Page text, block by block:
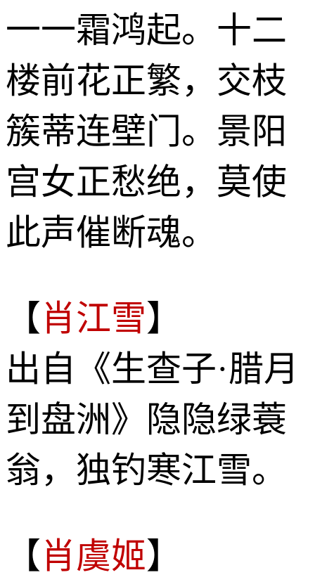
一一霜鸿起。十二
楼前花正繁，交枝
簇蒂连壁门。景阳
宫女正愁绝，莫使
此声催断魂。
【 肖江雪】
出自《生查子·腊月
到盘洲》隐隐绿蓑
翁，独钓寒江雪。
【 肖虞姬】